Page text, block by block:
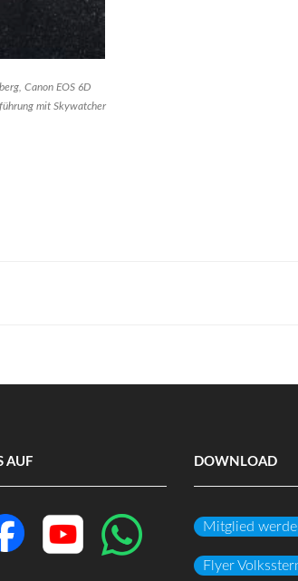
Canon EOS 6D
mit Skywatcher
AUF DOWNLOAD
Mitglied
Flyer